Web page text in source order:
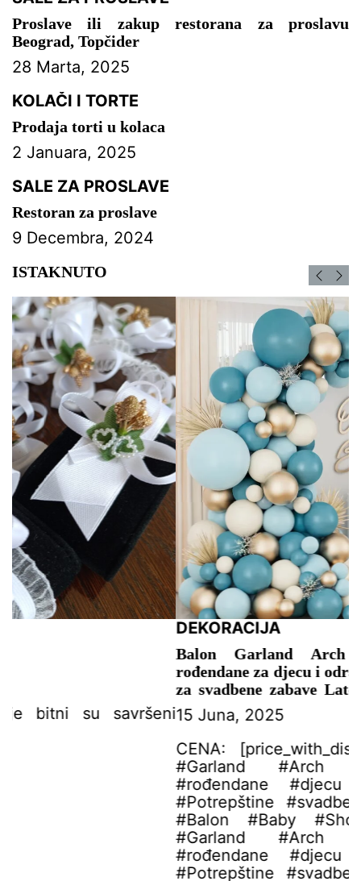
Proslave ili zakup restorana za proslavu
Beograd, Topčider
28 Marta, 2025
KOLAČI I TORTE
Prodaja torti u kolaca
2 Januara, 2025
SALE ZA PROSLAVE
Restoran za proslave
9 Decembra, 2024
ISTAKNUTO
Balon Garland Arch Kit Dekoracije za
rođendane za djecu i odrasle Globos Potrepštine
za svadbene zabave Latex Balon Baby Shower
Boy – DEKORACIJA ZA PROSLAVU
15 Juna, 2025
CENA: [price_with_discount] DIN. #Balon
#Garland #Arch #Kit #Dekoracije
#rođendane #djecu #odrasle #Globos
#Potrepštine #svadbene #zabave #Latex
#Balon #Baby #Shower #Boy #Balon
#Garland #Arch #Kit #Dekoracije
#rođendane #djecu #odrasle #Globos
#Potrepštine #svadbene #zabave #Latex